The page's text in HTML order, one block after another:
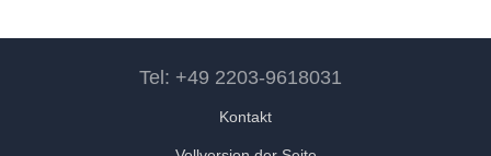
Tel: +49 2203-9618031
Kontakt